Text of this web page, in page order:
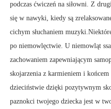
podczas ćwiczeń na siłowni. Z
się w nawyki, kiedy są
cichym słuchaniem
po niemowlęctwie. U niemowląt
zachowaniem zapewniającym
skojarzenia z karmieniem i
dzieciństwie dzięki pozytywnym
paznokci twojego dziecka jest w